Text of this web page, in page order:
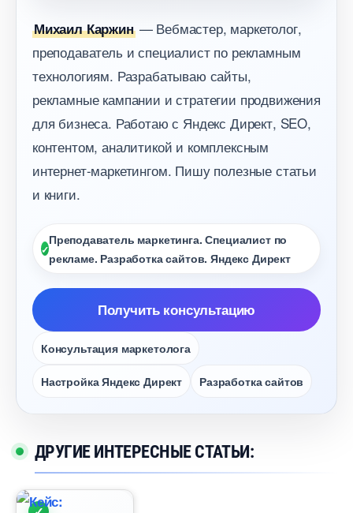
Михаил Каржин— Вебмастер, маркетолог,
преподаватель и специалист по рекламным
технологиям. Разрабатываю сайты,
рекламные кампании и стратегии продвижения
для бизнеса. Работаю с Яндекс Директ, SEO,
контентом, аналитикой и комплексным
интернет-маркетингом. Пишу полезные статьи
и книги.
Преподаватель маркетинга. Специалист по
рекламе. Разработка сайтов. Яндекс Директ
Получить консультацию
Консультация маркетолога
Настройка Яндекс Директ Разработка сайто
ДРУГИЕ ИНТЕРЕСНЫЕ СТАТЬИ: